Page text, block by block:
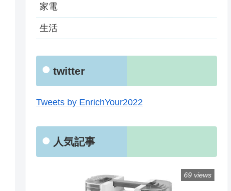
家電
生活
twitter
Tweets by EnrichYour2022
人気記事
69 views